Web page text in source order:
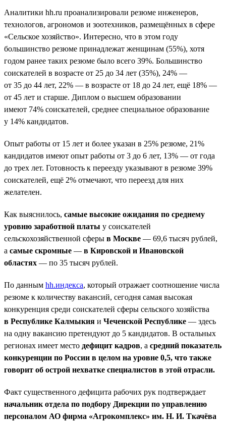
Аналитики hh.ru проанализировали резюме инженеров,
технологов, агрономов и зоотехников, размещённых в сфере
«Сельское хозяйство». Интересно, что в этом году
большинство резюме принадлежат женщинам (55%), хотя
годом ранее таких резюме было всего 39%. Большинство
соискателей в возрасте от 25 до 34 лет (35%), 24% —
от 35 до 44 лет, 22% — в возрасте от 18 до 24 лет, ещё 18% —
от 45 лет и старше. Диплом о высшем образовании
имеют 74% соискателей, среднее специальное образование
у 14% кандидатов.
Опыт работы от 15 лет и более указан в 25% резюме, 21%
кандидатов имеют опыт работы от 3 до 6 лет, 13% — от года
до трех лет. Готовность к переезду указывают в резюме 39%
соискателей, ещё 2% отмечают, что переезд для них
желателен.
Как выяснилось, самые высокие ожидания по среднему
уровню заработной платы у соискателей
сельскохозяйственной сферы в Москве — 69,6 тысяч рублей,
а самые скромные — в Кировской и Ивановской
областях — по 35 тысяч рублей.
По данным hh.индекса, который отражает соотношение числа
резюме к количеству вакансий, сегодня самая высокая
конкуренция среди соискателей сферы сельского хозяйства
в Республике Калмыкия и Чеченской Республике — здесь
на одну вакансию претендуют до 5 кандидатов. В остальных
регионах имеет место дефицит кадров, а средний показатель
конкуренции по России в целом на уровне 0,5, что также
говорит об острой нехватке специалистов в этой отрасли.
Факт существенного дефицита рабочих рук подтверждает
начальник отдела по подбору Дирекции по управлению
персоналом АО фирма «Агрокомплекс» им. Н. И. Ткачёва